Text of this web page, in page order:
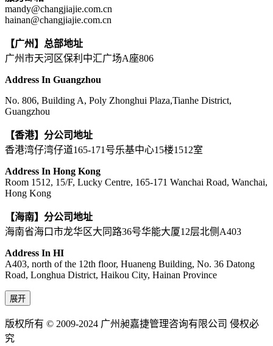
mandy@changjiajie.com.cn
hainan@changjiajie.com.cn
【广州】总部地址
广州市天河区保利中汇广场A座806
Address In Guangzhou
No. 806, Building A, Poly Zhonghui Plaza,Tianhe District,
Guangzhou
【香港】分公司地址
香港湾仔湾仔道165-171号乐基中心15楼1512室
Address In Hong Kong
Room 1512, 15/F, Lucky Centre, 165-171 Wanchai Road, Wanchai,
Hong Kong
【海南】分公司地址
海南省海口市龙华区大同路36号华能大厦12层北侧A403
Address In HI
A403, north of the 12th floor, Huaneng Building, No. 36 Datong
Road, Longhua District, Haikou City, Hainan Province
展开
版权所有 © 2009-2024 广州昶嘉捷管理咨询有限公司 侵权必
究